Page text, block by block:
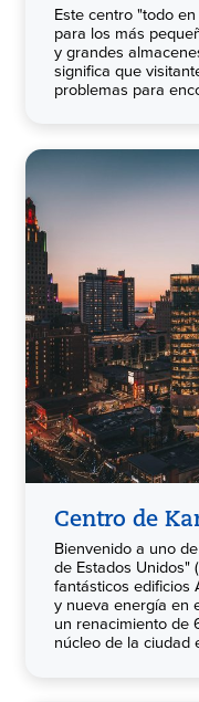
Este centro "todo
para los más
y grandes
significa que
problemas para
Centro de
Bienvenido a uno
de Estados Unidos"
fantásticos edificios
y nueva energía en
un renacimiento de
núcleo de la ciudad